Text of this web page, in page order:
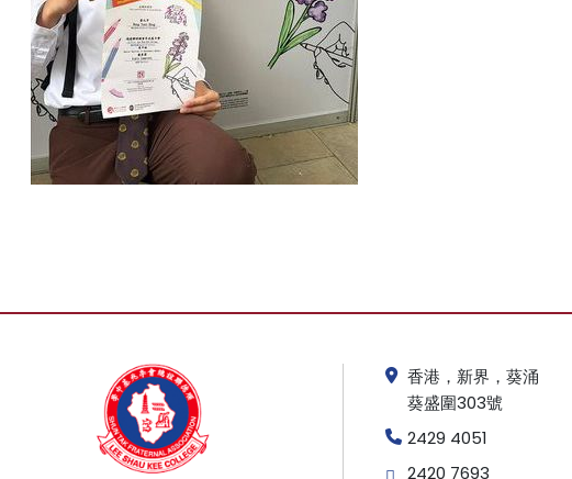
香港，新界，葵涌
葵盛圍303號
2429 4051
2420 7693